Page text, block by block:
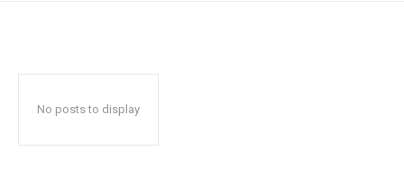
No posts to display